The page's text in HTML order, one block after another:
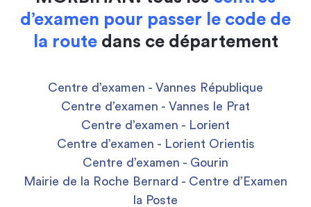
d’examen pour passer le code de
la routedans ce département
Centre d’examen - Vannes République
Centre d’examen - Vannes le Prat
Centre d’examen - Lorient
Centre d’examen - Lorient Orientis
Centre d’examen - Gourin
Mairie de la Roche Bernard - Centre d’Examen
la Poste